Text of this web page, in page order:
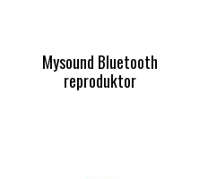
Mysound Bluetooth
reproduktor